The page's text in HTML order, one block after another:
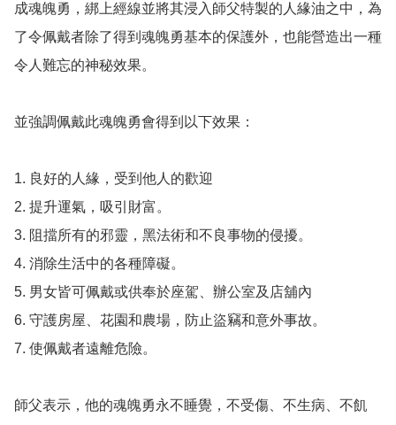
成魂魄勇，綁上經線並將其浸入師父特製的人緣油之中，為
了令佩戴者除了得到魂魄勇基本的保護外，也能營造出一種
令人難忘的神秘效果。
並強調佩戴此魂魄勇會得到以下效果：
1. 良好的人緣，受到他人的歡迎
2. 提升運氣，吸引財富。
3. 阻擋所有的邪靈，黑法術和不良事物的侵擾。
4. 消除生活中的各種障礙。
5. 男女皆可佩戴或供奉於座駕、辦公室及店舖內
6. 守護房屋、花園和農場，防止盜竊和意外事故。
7. 使佩戴者遠離危險。
師父表示，他的魂魄勇永不睡覺，不受傷、不生病、不飢